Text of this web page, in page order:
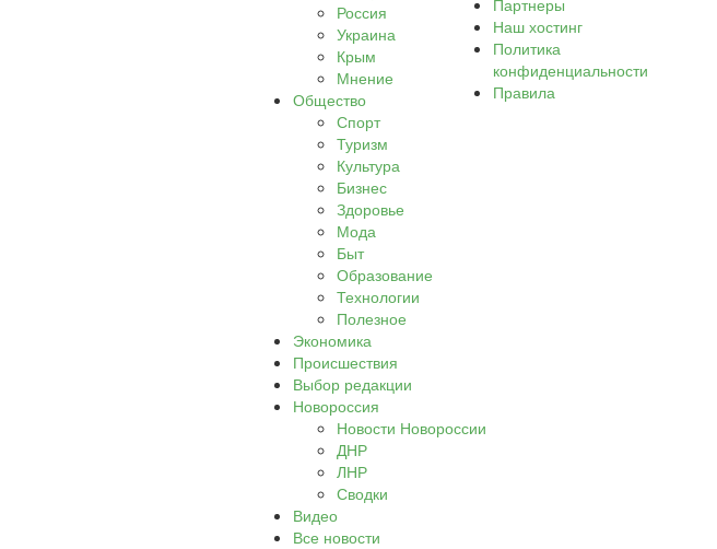
Россия
Украина
Крым
Мнение
Общество
Спорт
Туризм
Культура
Бизнес
Здоровье
Мода
Быт
Образование
Технологии
Полезное
Экономика
Происшествия
Выбор редакции
Новороссия
Новости Новороссии
ДНР
ЛНР
Сводки
Видео
Все новости
Партнеры
Наш хостинг
Политика
конфиденциальности
Правила